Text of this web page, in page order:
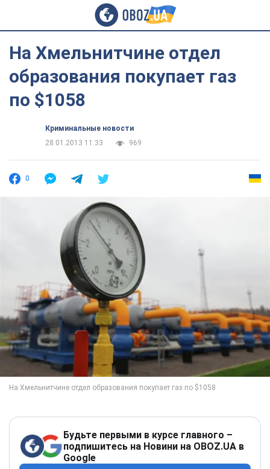
На Хмельнитчине отдел
образования покупает газ
по $1058
Криминальные новости
28.01.2013 11:33
969
0
Будьте первыми в курсе главного –
подпишитесь на Новини на OBOZ.UA в
Google